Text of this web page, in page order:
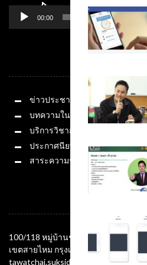
00:00
ข่าวประชาสัมพันธ์
บทความในสื่อ
บริการวิชาการ
ประกาศนียบัตร
สาระความรู้
100/118 หมู่บ้านชัยพฤกษ์ ซอยออเงิน แ
เขตสายไหม กรุงเทพมหานคร 10220
tawatchai.suksida@gmail.com